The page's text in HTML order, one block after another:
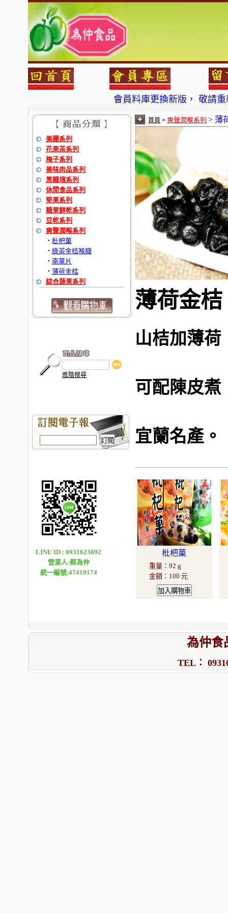
會員料庫更換新版， 敬請重
為仲食品 現在也可以 7-11 及
會員料庫更換新版， 敬請
為仲食品 現在也可以
美麗系列
花果茶系列
梅子系列
美味肉品系列
黑糖塊系列
休閒食品系列
堅果系列
糖果餅乾系列
豆乾系列
爽聲潤喉系列
‧ 枇杷菓
‧ 綠茶金桔喉糖
‧ 南薑片
‧ 薄荷金桔
綜合蔬果系列
進階搜尋
LINE ID : 0931623892
營業人:蔡為仲
統一編號:47419174
首頁 > 爽聲潤喉系列 > 薄
薄荷金桔
山桔加薄荷
可配陳皮煮
宜蘭名產。
枇杷菓
重量： 92 g
金額： 100 元
為仲
TEL：